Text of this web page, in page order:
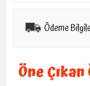
Ödeme
Öne